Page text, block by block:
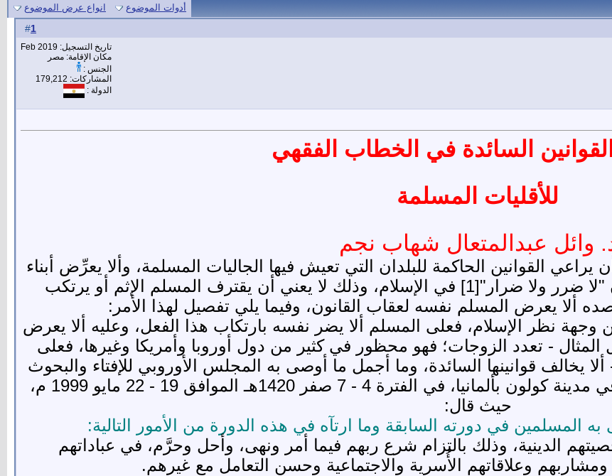
أدوات الموضوع انواع عرض الموضوع
1
تاريخ التسجيل: Feb 2019
مكان الإقامة: مصر
الجنس :
المشاركات: 179,212
الدولة :
السائدة في الخطاب الفقهي
للأقليات المسلمة
وائل عبدالمتعال شهاب نجم
القوانين الحاكمة للبلدان التي تعيش فيها الجاليات المسلمة، وألا يعرِّض أبناء
الجالية لمخاطر مخالفة القوانين؛ فالأصل أن "لا ضرر ولا ضرار"[1] في الإسلام، وذلك لا يعني أن يقترف المسلم الإثم أو يرتكب
ألا يعرض المسلم نفسه لعقاب القانون، وفيما يلي تفصيل لهذا الأمر:
وجهة نظر الإسلام، فعلى المسلم ألا يضر نفسه بارتكاب هذا الفعل، وعليه ألا يعرض
المثال - تعدد الزوجات؛ فهو محظور في كثير من دول أوروبا وأمريكا وغيرها، فعلى
يخالف قوانينها السائدة، وما أجمل ما أوصى به المجلس الأوروبي للإفتاء والبحوث
في ختام دورته العادية الثالثة، والتي انعقدت في مدينة كولون بألمانيا، في الفترة 4 - 7 صفر 1420هـ الموافق 19 - 22 مايو 1999 م،
حيث قال:
المسلمين في دورته السابقة وما ارتآه في هذه الدورة من الأمور التالية:
الدينية، وذلك بالتزام شرع ربهم فيما أمر ونهى، وأحل وحرَّم، في عباداتهم
ومشاربهم وعلاقاتهم الأُسرية والاجتماعية وحسن التعامل مع غيرهم.